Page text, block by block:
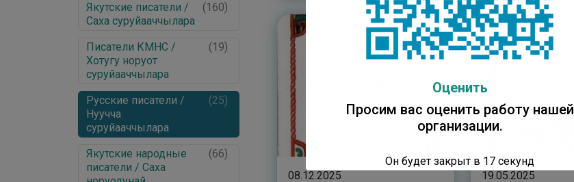
08.12.2025 19.05.2025
Якутские писатели /
Саха суруйааччылара
(160)
Писатели КМНС /
Хотугу норуот
суруйааччылара
(19)
Русские писатели /
Нуучча
суруйааччылара
(25)
Якутские народные
писатели / Саха
(66)
Оценить
Просим вас оценить работу нашей
организации.
Он будет закрыт в 16 секунд